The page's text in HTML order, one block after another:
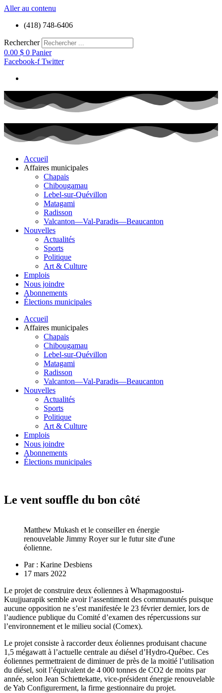
Aller au contenu
(418) 748-6406
Rechercher
0.00 $ 0 Panier
Facebook-f Twitter
Accueil
Affaires municipales
Chapais
Chibougamau
Lebel-sur-Quévillon
Matagami
Radisson
Valcanton—Val-Paradis—Beaucanton
Nouvelles
Actualités
Sports
Politique
Art & Culture
Emplois
Nous joindre
Abonnements
Élections municipales
Accueil
Affaires municipales
Chapais
Chibougamau
Lebel-sur-Quévillon
Matagami
Radisson
Valcanton—Val-Paradis—Beaucanton
Nouvelles
Actualités
Sports
Politique
Art & Culture
Emplois
Nous joindre
Abonnements
Élections municipales
Le vent souffle du bon côté
Matthew Mukash et le conseiller en énergie
renouvelable Jimmy Royer sur le futur site d'une
éolienne.
Par : Karine Desbiens
17 mars 2022
Le projet de construire deux éoliennes à Whapmagoostui-
Kuujjuarapik semble avoir l’assentiment des communautés puisque
aucune opposition ne s’est manifestée le 23 février dernier, lors de
l’audience publique du Comité d’examen des répercussions sur
l’environnement et le milieu social (Comex).
Le projet consiste à raccorder deux éoliennes produisant chacune
1,5 mégawatt à l’actuelle centrale au diésel d’Hydro-Québec. Ces
éoliennes permettraient de diminuer de près de la moitié l’utilisation
du diésel, soit l’équivalent de 4 000 tonnes de CO2 de moins par
année, selon Jean Schiettekatte, vice-président énergie renouvelable
de Yab Configurerment, la firme gestionnaire du projet.